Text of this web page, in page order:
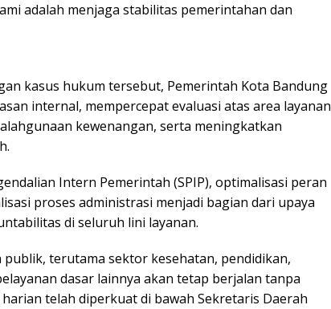
adalah menjaga stabilitas pemerintahan dan
kasus hukum tersebut, Pemerintah Kota Bandung
internal, mempercepat evaluasi atas area layanan
kewenangan, serta meningkatkan
Intern Pemerintah (SPIP), optimalisasi peran
proses administrasi menjadi bagian dari upaya
di seluruh lini layanan.
terutama sektor kesehatan, pendidikan,
dasar lainnya akan tetap berjalan tanpa
telah diperkuat di bawah Sekretaris Daerah